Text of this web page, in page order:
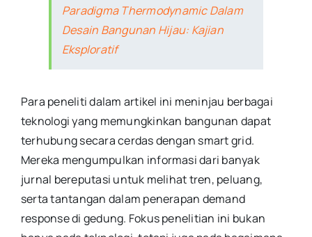
Paradigma Thermodynamic Dalam
Desain Bangunan Hijau: Kajian
Eksploratif
Para peneliti dalam artikel ini meninjau berbagai
teknologi yang memungkinkan bangunan dapat
terhubung secara cerdas dengan smart grid.
Mereka mengumpulkan informasi dari banyak
jurnal bereputasi untuk melihat tren, peluang,
serta tantangan dalam penerapan demand
response di gedung. Fokus penelitian ini bukan